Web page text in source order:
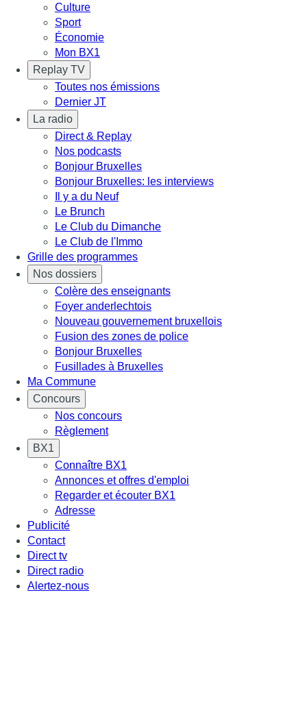
Culture
Sport
Économie
Mon BX1
Replay TV
Toutes nos émissions
Dernier JT
La radio
Direct & Replay
Nos podcasts
Bonjour Bruxelles
Bonjour Bruxelles: les interviews
Il y a du Neuf
Le Brunch
Le Club du Dimanche
Le Club de l'Immo
Grille des programmes
Nos dossiers
Colère des enseignants
Foyer anderlechtois
Nouveau gouvernement bruxellois
Fusion des zones de police
Bonjour Bruxelles
Fusillades à Bruxelles
Ma Commune
Concours
Nos concours
Règlement
BX1
Connaître BX1
Annonces et offres d'emploi
Regarder et écouter BX1
Adresse
Publicité
Contact
Direct tv
Direct radio
Alertez-nous